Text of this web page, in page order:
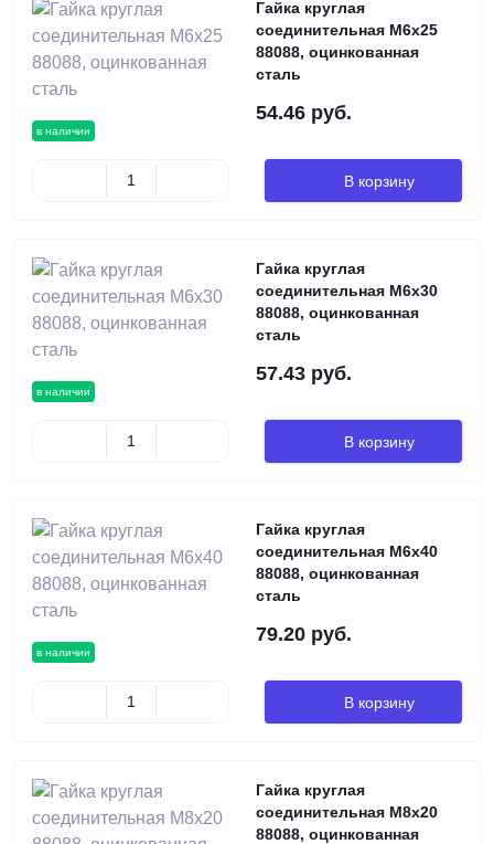
в наличии
Гайка круглая
соединительная М6х25
88088, оцинкованная
сталь
54.46 руб.
В корзину
в наличии
Гайка круглая
соединительная М6х30
88088, оцинкованная
сталь
57.43 руб.
В корзину
в наличии
Гайка круглая
соединительная М6х40
88088, оцинкованная
сталь
79.20 руб.
В корзину
Гайка круглая
соединительная М8х20
88088, оцинкованная